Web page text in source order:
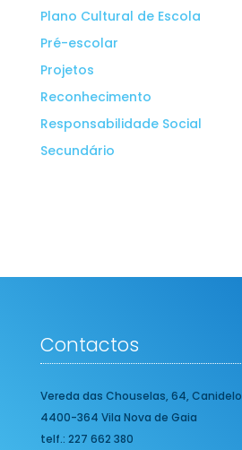
Plano Cultural de Escola
Pré-escolar
Projetos
Reconhecimento
Responsabilidade Social
Secundário
Contactos
Vereda das Chouselas, 64, Canidelo
4400-364 Vila Nova de Gaia
telf.: 227 662 380